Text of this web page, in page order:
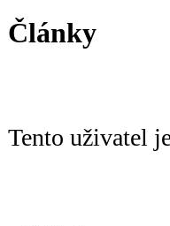
Články
Tento uživatel